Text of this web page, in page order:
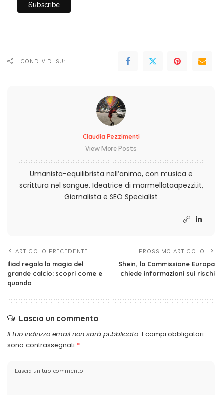
CONDIVIDI SU:
Claudia Pezzimenti
View More Posts
Umanista-equilibrista nell’animo, con musica e
scrittura nel sangue. Ideatrice di marmellataapezzi.it,
Giornalista e SEO Specialist
ARTICOLO PRECEDENTE
Iliad regala la magia del
grande calcio: scopri come e
quando
PROSSIMO ARTICOLO
Shein, la Commissione Europa
chiede informazioni sui rischi
Lascia un commento
Il tuo indirizzo email non sarà pubblicato. I campi obbligatori
sono contrassegnati *